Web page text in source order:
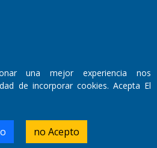
una mejor experiencia nos
de incorporar cookies. Acepta El
no Acepto